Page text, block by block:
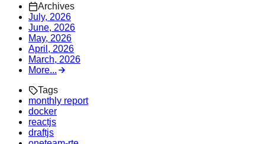
Archives
July, 2026
June, 2026
May, 2026
April, 2026
March, 2026
More...
Tags
monthly report
docker
reactjs
draftjs